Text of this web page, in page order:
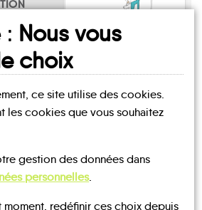
TÉMOIGNAGE
: Nous vous
choix
ce site utilise des cookies.
les cookies que vous souhaitez
gestion des données dans
personnelles.
moment, redéfinir ces choix depuis